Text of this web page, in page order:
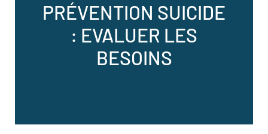
PRÉVENTION SUICIDE
: EVALUER LES
BESOINS